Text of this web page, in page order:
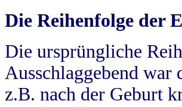
Die Reihenfolge der
Die ursprüngliche
Ausschlaggebend
z.B. nach der Geburt